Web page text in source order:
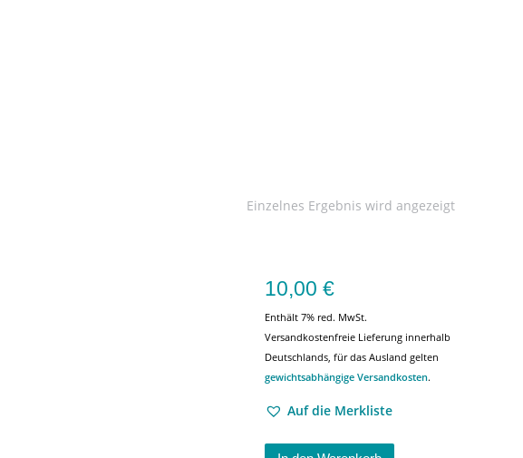
Einzelnes Ergebnis wird angezeigt
10,00 €
Enthält 7% red. MwSt.
Versandkostenfreie Lieferung innerhalb
Deutschlands, für das Ausland gelten
gewichtsabhängige Versandkosten.
Auf die Merkliste